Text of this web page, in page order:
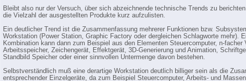
Bleibt also nur der Versuch, über sich abzeichnende technische Trends zu
die Vielzahl der ausgestellten Produkte kurz aufzulisten.
Ein deutlicher Trend ist die Zusammenfassung mehrerer Funktionen bzw.
Workstation (Power Station, Graphic Factory oder dergleichen Schlagworte mehr).
Kombination kann dann zum Beispiel aus den Elementen Steuercomputer, n-facher
Arbeitsspeicher, Zeichengerät, Effektgerät, 3D-Generierung und Animation,
Standbild Speicher oder einer sinnvollen Untermenge davon bestehen.
Selbstverständlich muß eine derartige Workstation deutlich billiger sein als die
entsprechender Einzelgeräte, da zum Beispiel Steuercomputer, Arbeits- und